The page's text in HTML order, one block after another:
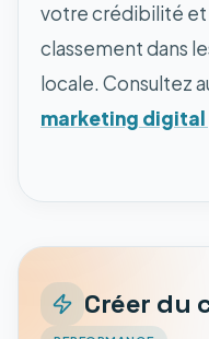
votre crédibilité
classement dans
locale. Consultez
marketing
Créer du